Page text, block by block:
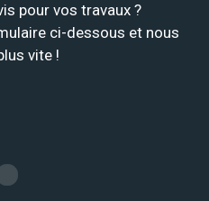
pour vos travaux ?
ci-dessous et nous
vite !